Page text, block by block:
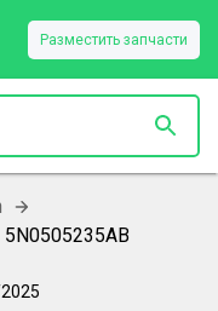
Разместить запчасти
5N0505235AB